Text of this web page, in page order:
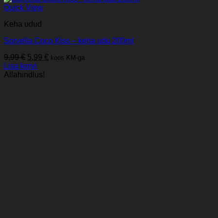
Quick View
Keha udud
Sorvella Coco Kiss – keha udu 200ml
9,99€ Algne
hind
oli:
5,99 € Praegune
koos KM-ga
Lisa korvi
Allahindlus!